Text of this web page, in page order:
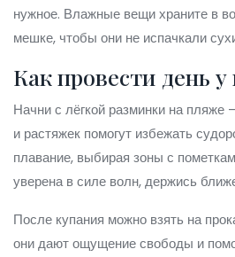
нужное. Влажные вещи храните в
мешке, чтобы они не испачкали
Как провести день
Начни с лёгкой разминки на пляже
и растяжек помогут избежать
плавание, выбирая зоны с
уверена в силе волн, держись
После купания можно взять на
они дают ощущение свободы и